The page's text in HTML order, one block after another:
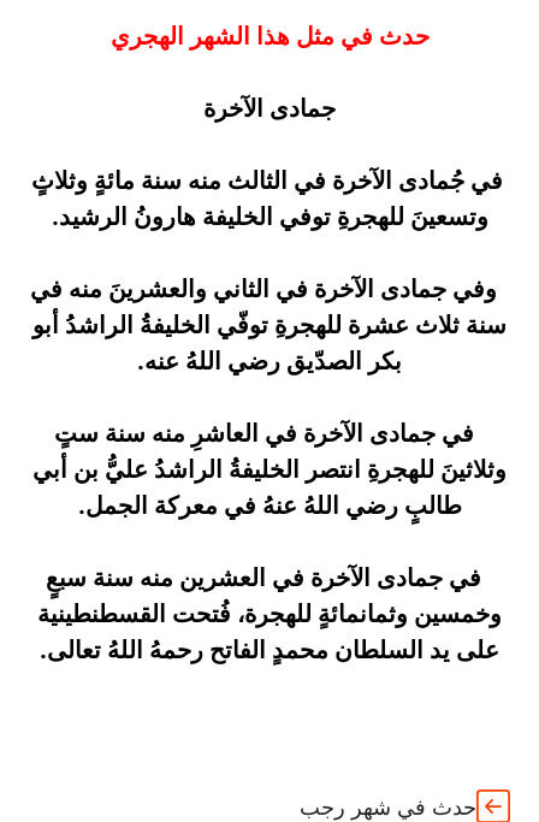
حدث في مثل هذا الشهر الهجري
جمادى الآخرة
في جُمادى الآخرة في الثالث منه سنة مائةٍ وثلاثٍ
وتسعينَ للهجرةِ توفي الخليفة هارونُ الرشيد.
وفي جمادى الآخرة في الثاني والعشرينَ منه في
سنة ثلاث عشرة للهجرةِ توفّي الخليفةُ الراشدُ أبو
بكر الصدّيق رضي اللهُ عنه.
في جمادى الآخرة في العاشرِ منه سنة ستٍ
وثلاثينَ للهجرةِ انتصر الخليفةُ الراشدُ عليُّ بن أبي
طالبٍ رضي اللهُ عنهُ في معركة الجمل.
في جمادى الآخرة في العشرين منه سنة سبعٍ
وخمسين وثمانمائةٍ للهجرة، فُتحت القسطنطينية
على يد السلطان محمدٍ الفاتح رحمهُ اللهُ تعالى.
حدث في شهر رجب